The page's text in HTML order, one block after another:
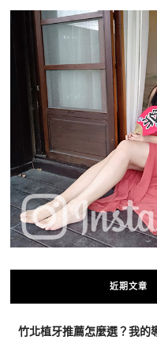
近期文章
竹北植牙推薦怎麼選？我的